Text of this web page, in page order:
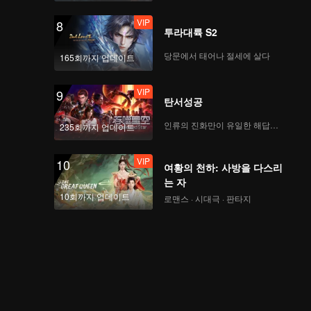
8
165회까지 업데이트
VIP
투라대륙 S2
당문에서 태어나 절세에 살다
9
235회까지 업데이트
VIP
탄서성공
인류의 진화만이 유일한 해답이다
10
10회까지 업데이트
VIP
여황의 천하: 사방을 다스리
는 자
로맨스 · 시대극 · 판타지